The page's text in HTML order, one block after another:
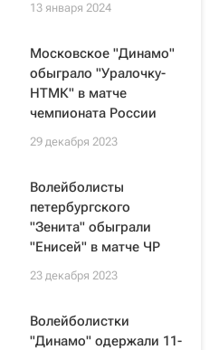
13 января 2024
Московское "Динамо"
обыграло "Уралочку-
НТМК" в матче
чемпионата России
29 декабря 2023
Волейболисты
петербургского
"Зенита" обыграли
"Енисей" в матче ЧР
23 декабря 2023
Волейболистки
"Динамо" одержали 11-